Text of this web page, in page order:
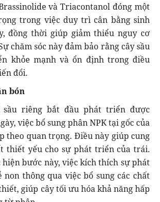
và Triacontanol đóng một
trong việc duy trì cân bằng sinh
đồng thời giúp giảm thiểu nguy cơ
chăm sóc này đảm bảo rằng cây sầu
khỏe mạnh và ổn định trong điều
đổi.
bón
riêng bắt đầu phát triển được
việc bổ sung phân NPK tại gốc của
theo quan trọng. Điều này giúp cung
thiết yếu cho sự phát triển của trái.
bước này, việc kích thích sự phát
thông qua việc bổ sung các chất
giúp cây tối ưu hóa khả năng hấp